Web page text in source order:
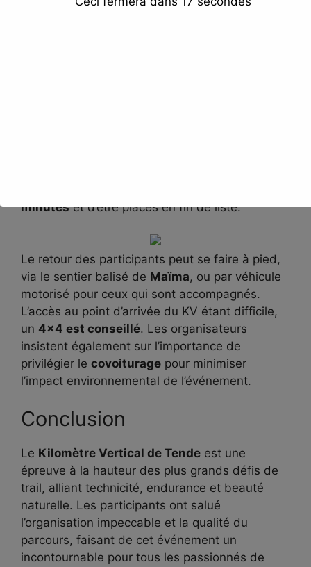
minuteset d’être placés en fin de liste.
Le retour des participants peut se faire à pied,
via le sentier balisé de Maïma, ou par véhicule
motorisé pour ceux qui sont accompagnés.
L’accès au point d’arrivée du KV étant difficile,
un 4×4 est conseillé. Les organisateurs
insistent également sur l’importance de
privilégier le covoiturage pour minimiser
l’impact environnemental de l’événement.
Conclusion
Le Kilomètre Vertical de Tende est une
épreuve à la hauteur des plus grands défis de
trail, alliant technicité, endurance et beauté
naturelle. Les participants ont salué
l’organisation impeccable et la qualité du
parcours, faisant de cet événement un
incontournable pour tous les passionnés de